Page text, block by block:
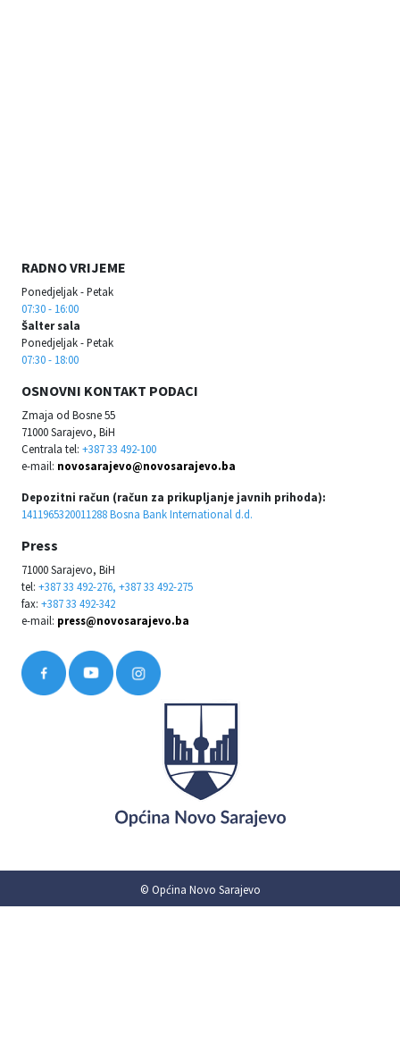
RADNO VRIJEME
Ponedjeljak - Petak
07:30 - 16:00
Šalter sala
Ponedjeljak - Petak
07:30 - 18:00
OSNOVNI KONTAKT PODACI
Zmaja od Bosne 55
71000 Sarajevo, BiH
Centrala tel: +387 33 492-100
e-mail: novosarajevo@novosarajevo.ba
Depozitni račun (račun za prikupljanje javnih prihoda):
1411965320011288 Bosna Bank International d.d.
Press
71000 Sarajevo, BiH
tel: +387 33 492-276, +387 33 492-275
fax: +387 33 492-342
e-mail: press@novosarajevo.ba
© Općina Novo Sarajevo